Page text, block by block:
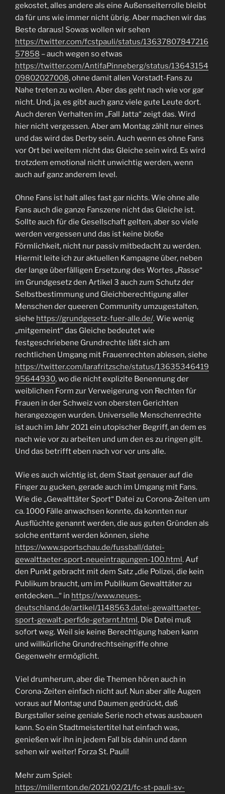
gekostet, alles andere als eine Außenseiterrolle bleibt
da für uns wie immer nicht übrig. Aber machen wir das
Beste daraus! Sowas wollen wir sehen
https://twitter.com/fcstpauli/status/13637807847216
57858 – auch wegen so etwas
https://twitter.com/AntifaPinneberg/status/13643154
09802027008, ohne damit allen Vorstadt-Fans zu
Nahe treten zu wollen. Aber das geht nach wie vor gar
nicht. Und, ja, es gibt auch ganz viele gute Leute dort.
Auch deren Verhalten im „Fall Jatta“ zeigt das. Wird
hier nicht vergessen. Aber am Montag zählt nur eines
und das wird das Derby sein. Auch wenn es ohne Fans
vor Ort bei weitem nicht das Gleiche sein wird. Es wird
trotzdem emotional nicht unwichtig werden, wenn
auch auf ganz anderem level.
Ohne Fans ist halt alles fast gar nichts. Wie ohne alle
Fans auch die ganze Fanszene nicht das Gleiche ist.
Sollte auch für die Gesellschaft gelten, aber so viele
werden vergessen und das ist keine bloße
Förmlichkeit, nicht nur passiv mitbedacht zu werden.
Hiermit leite ich zur aktuellen Kampagne über, neben
der lange überfälligen Ersetzung des Wortes „Rasse“
im Grundgesetz den Artikel 3 auch zum Schutz der
Selbstbestimmung und Gleichberechtigung aller
Menschen der queeren Community umzugestalten,
siehe https://grundgesetz-fuer-alle.de/. Wie wenig
„mitgemeint“ das Gleiche bedeutet wie
festgeschriebene Grundrechte läßt sich am
rechtlichen Umgang mit Frauenrechten ablesen, siehe
https://twitter.com/larafritzsche/status/13635346419
95644930, wo die nicht explizite Benennung der
weiblichen Form zur Verweigerung von Rechten für
Frauen in der Schweiz von obersten Gerichten
herangezogen wurden. Universelle Menschenrechte
ist auch im Jahr 2021 ein utopischer Begriff, an dem es
nach wie vor zu arbeiten und um den es zu ringen gilt.
Und das betrifft eben nach vor vor uns alle.
Wie es auch wichtig ist, dem Staat genauer auf die
Finger zu gucken, gerade auch im Umgang mit Fans.
Wie die „Gewalttäter Sport“ Datei zu Corona-Zeiten um
ca. 1000 Fälle anwachsen konnte, da konnten nur
Ausflüchte genannt werden, die aus guten Gründen als
solche enttarnt werden können, siehe
https://www.sportschau.de/fussball/datei-
gewalttaeter-sport-neueintragungen-100.html. Auf
den Punkt gebracht mit dem Satz „die Polizei, die kein
Publikum braucht, um im Publikum Gewalttäter zu
entdecken…“ in https://www.neues-
deutschland.de/artikel/1148563.datei-gewalttaeter-
sport-gewalt-perfide-getarnt.html. Die Datei muß
sofort weg. Weil sie keine Berechtigung haben kann
und willkürliche Grundrechtseingriffe ohne
Gegenwehr ermöglicht.
Viel drumherum, aber die Themen hören auch in
Corona-Zeiten einfach nicht auf. Nun aber alle Augen
voraus auf Montag und Daumen gedrückt, daß
Burgstaller seine geniale Serie noch etwas ausbauen
kann. So ein Stadtmeistertitel hat einfach was,
genießen wir ihn in jedem Fall bis dahin und dann
sehen wir weiter! Forza St. Pauli!
Mehr zum Spiel:
https://millernton.de/2021/02/21/fc-st-pauli-sv-